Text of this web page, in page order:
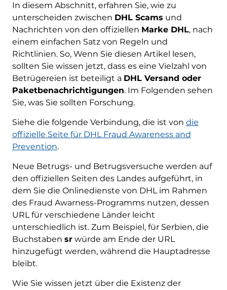
In diesem Abschnitt, erfahren Sie, wie zu
unterscheiden zwischen DHL Scams und
Nachrichten von den offiziellen Marke DHL, nach
einem einfachen Satz von Regeln und
Richtlinien. So, Wenn Sie diesen Artikel lesen,
sollten Sie wissen jetzt, dass es eine Vielzahl von
Betrügereien ist beteiligt a DHL Versand oder
Paketbenachrichtigungen. Im Folgenden sehen
Sie, was Sie sollten Forschung.
Siehe die folgende Verbindung, die ist von die
offizielle Seite für DHL Fraud Awareness and
Prevention.
Neue Betrugs- und Betrugsversuche werden auf
den offiziellen Seiten des Landes aufgeführt, in
dem Sie die Onlinedienste von DHL im Rahmen
des Fraud Awarness-Programms nutzen, dessen
URL für verschiedene Länder leicht
unterschiedlich ist. Zum Beispiel, für Serbien, die
Buchstaben srwürde am Ende der URL
hinzugefügt werden, während die Hauptadresse
bleibt.
Wie Sie wissen jetzt über die Existenz der